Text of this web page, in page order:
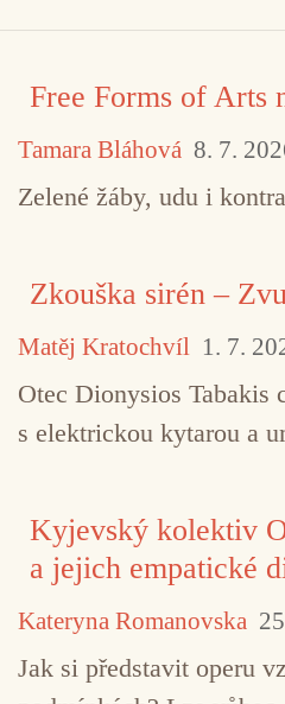
Free Forms of Arts
Tamara Bláhová 8. 7.
Zelené žáby, udu i
Zkouška sirén –
Matěj Kratochvíl 1. 7.
Otec Dionysios Tabakis
s elektrickou kytarou a
Kyjevský kolektiv
a jejich empatické
Kateryna Romanovska
Jak si představit operu